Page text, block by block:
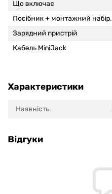
Що включає
Посібник + монтажний набір,
Зарядний пристрій
Кабель MiniJack
Характеристики
Наявність
Відгуки